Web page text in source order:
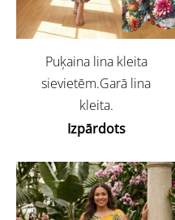
Puķaina lina kleita
sievietēm.Garā lina
kleita.
Izpārdots